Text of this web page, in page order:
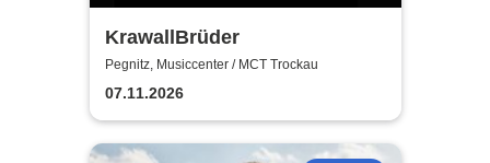
KrawallBrüder
Pegnitz, Musiccenter / MCT Trockau
07.11.2026